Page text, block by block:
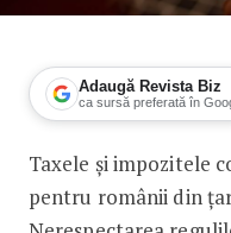
Adaugă Revista Biz
ca sursă preferată în
Ce trebuie să
Taxele și impozitele
pentru românii din